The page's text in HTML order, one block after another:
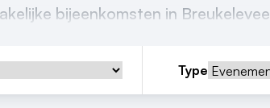
bijeenkomsten in
Type